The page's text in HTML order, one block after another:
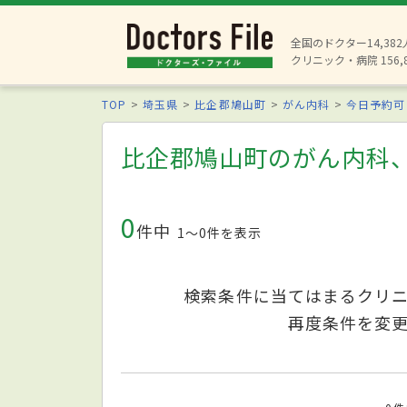
全国のドクター14,382
クリニック・病院
TOP 埼玉県 比企郡鳩山町 がん内科 今日予約可
比企郡鳩山町のがん内科
0件中 1〜0件を表示
検索条件に当てはまるクリ
再度条件を変